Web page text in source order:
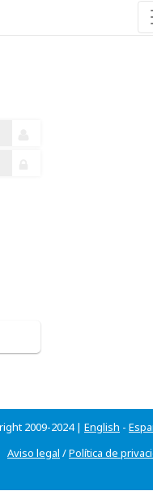
2009-2024 | English -
Aviso legal /Política de